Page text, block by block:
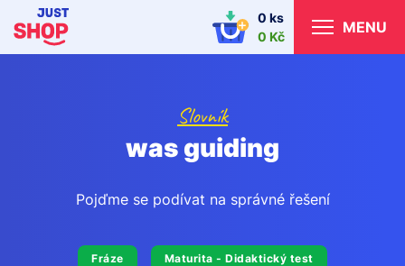
0 ks
0 Kč
MENU
Slovník
was guiding
Pojďme se podívat na správné řešení
Fráze Maturita - Didaktický test